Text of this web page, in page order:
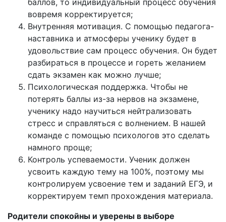
баллов, то индивидуальный процесс обучения
вовремя корректируется;
Внутренняя мотивация. С помощью педагога-
наставника и атмосферы ученику будет в
удовольствие сам процесс обучения. Он будет
разбираться в процессе и гореть желанием
сдать экзамен как можно лучше;
Психологическая поддержка. Чтобы не
потерять баллы из-за нервов на экзамене,
ученику надо научиться нейтрализовать
стресс и справляться с волнением. В нашей
команде с помощью психологов это сделать
намного проще;
Контроль успеваемости. Ученик должен
усвоить каждую тему на 100%, поэтому мы
контролируем усвоение тем и заданий ЕГЭ, и
корректируем темп прохождения материала.
Родители спокойны и уверены в выборе